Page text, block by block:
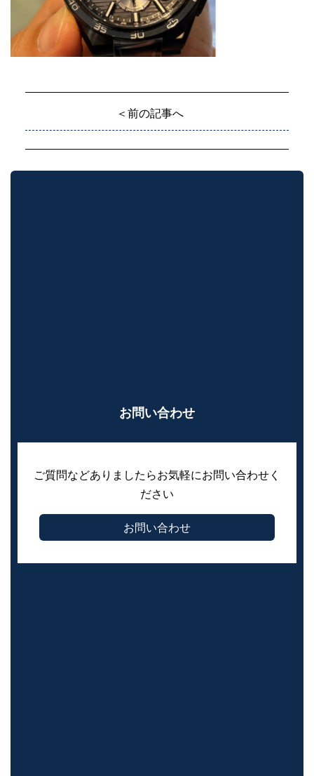
＜前の記事へ
お問い合わせ
ご質問などありましたらお気軽にお問い合わせく
ださい
お問い合わせ